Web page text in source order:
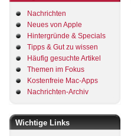
Nachrichten
Neues von Apple
Hintergründe & Specials
Tipps & Gut zu wissen
Häufig gesuchte Artikel
Themen im Fokus
Kostenfreie Mac-Apps
Nachrichten-Archiv
Wichtige Links